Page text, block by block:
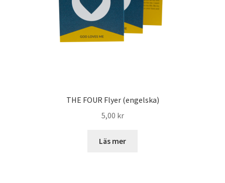
THE FOUR Flyer (engelska)
5,00 kr
Läs mer